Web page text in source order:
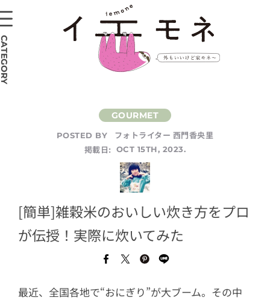
POSTED BY
フォトライター 西門香央里
掲載日:
OCT 15TH, 2023.
[簡単]雑穀米のおいしい炊き方をプロ
が伝授！実際に炊いてみた
最近、全国各地で“おにぎり”が大ブーム。その中